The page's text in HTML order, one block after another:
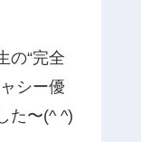
の“完全
シー優
た〜(^ ^)